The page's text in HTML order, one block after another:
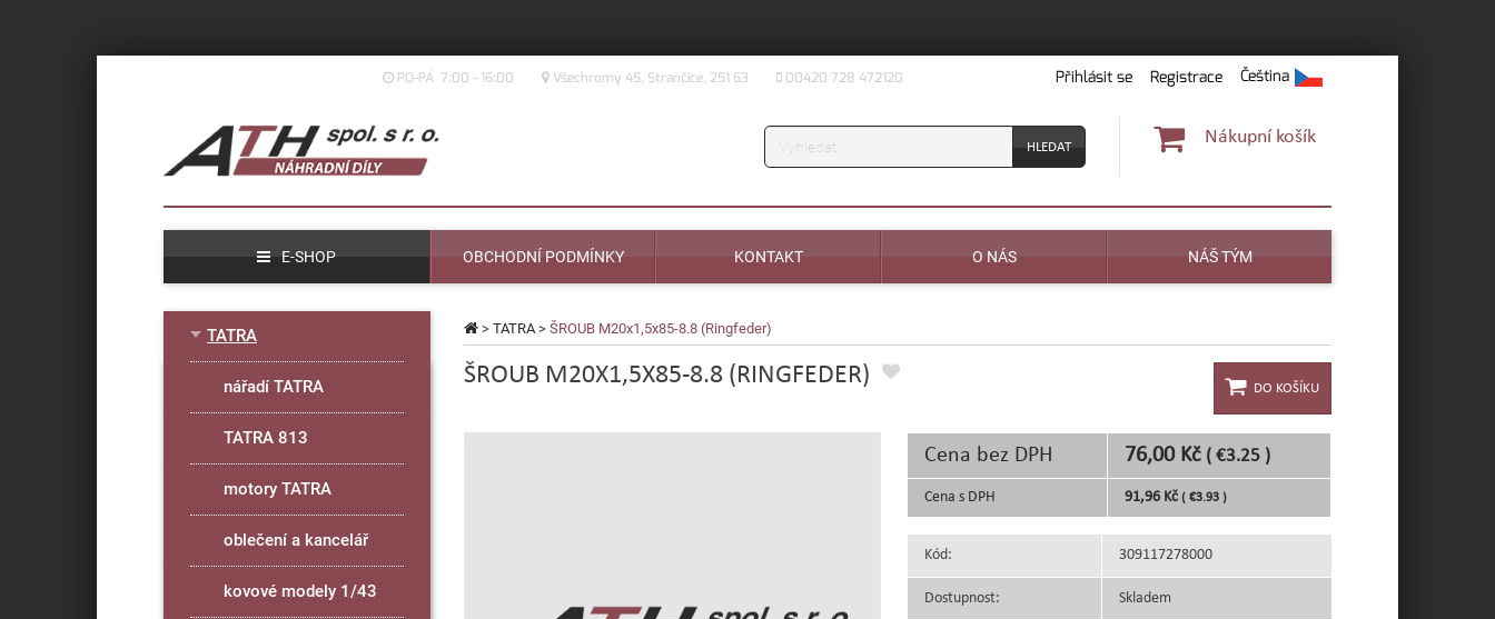
PO-PÁ 7:00 - 16:00 Všechromy 45, Strančice, 251 63 00420 728 472120 Přihlásit se Registrace Čeština
Vyhledávání
Nákupní košík
E-SHOP OBCHODNÍ PODMÍNKY KONTAKT O NÁS NÁŠ TÝM
> TATRA> ŠROUB M20x1,5x85-8.8 (Ringfeder)
ŠROUB M20X1,5X85-8.8 (RINGFEDER)
Cena bez DPH 76,00 Kč ( €3.25 )
Cena s DPH 91,96 Kč ( €3.93 )
Kód: 309117278000
Dostupnost: Skladem
TATRA
nářadí TATRA
TATRA 813
motory TATRA
oblečení a kancelář
kovové modely 1/43